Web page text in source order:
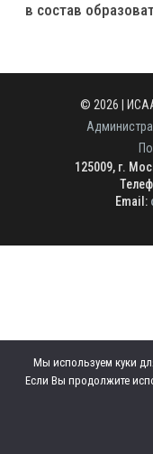
в состав
© 2026 |
125009, г.
Email:
Мы используем куки
Если Вы продолжите